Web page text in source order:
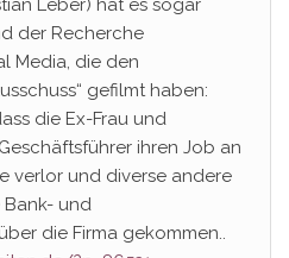
Leber) hat es sogar
der Recherche
Media, die den
gefilmt haben:
die Ex-Frau und
ihren Job an
verlor und diverse andere
und
die Firma gekommen..